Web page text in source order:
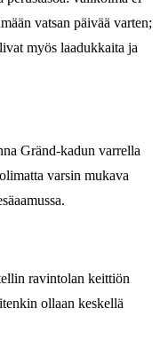
vatsan päivää varten;
myös laadukkaita ja
Gränd-kadun varrella
varsin mukava
ravintolan keittiön
ollaan keskellä